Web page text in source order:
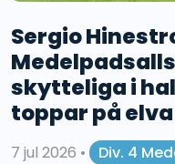
Sergio
skytteliga i
toppar på
7 jul 2026 •
Div. 4